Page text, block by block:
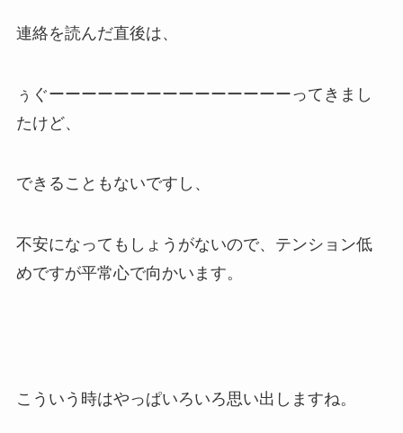
連絡を読んだ直後は、
ぅぐーーーーーーーーーーーーーーーってきまし
たけど、
できることもないですし、
不安になってもしょうがないので、テンション低
めですが平常心で向かいます。
こういう時はやっぱいろいろ思い出しますね。